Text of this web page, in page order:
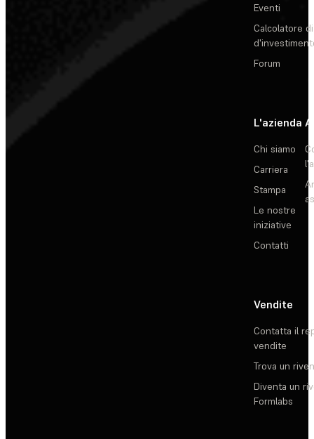
Eventi
Calcolatore
Forum
L'azienda
Chi siamo
Carriera
Stampa
Le nostre
iniziative
Contatti
Vendite
Contatta il
vendite
Trova un
Diventa un
Formlabs